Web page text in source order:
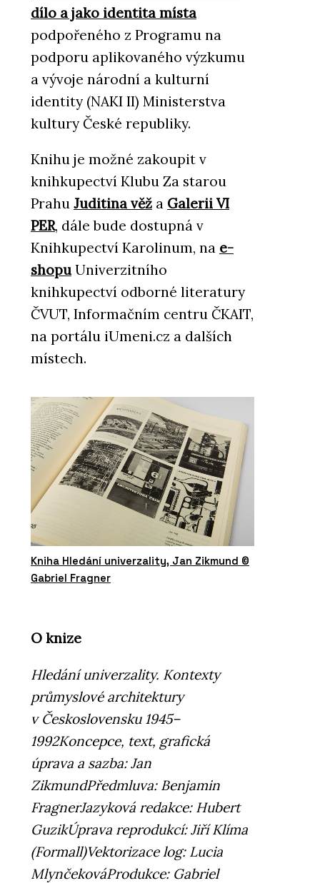
dílo a jako identita místa
podpořeného z Programu na
podporu aplikovaného výzkumu
a vývoje národní a kulturní
identity (NAKI II) Ministerstva
kultury České republiky.
Knihu je možné zakoupit v
knihkupectví Klubu Za starou
Prahu Juditina věž a Galerii VI
PER, dále bude dostupná v
Knihkupectví Karolinum, na e-
shopu Univerzitního
knihkupectví odborné literatury
ČVUT, Informačním centru ČKAIT,
na portálu iUmeni.cz a dalších
místech.
Kniha Hledání univerzality, Jan Zikmund ©
Gabriel Fragner
O knize
Hledání univerzality. Kontexty
průmyslové architektury
v Československu 1945–
1992Koncepce, text, grafická
úprava a sazba: Jan
ZikmundPředmluva: Benjamin
FragnerJazyková redakce: Hubert
GuzikÚprava reprodukcí: Jiří Klíma
(Formall)Vektorizace log: Lucia
MlynčekováProdukce: Gabriel